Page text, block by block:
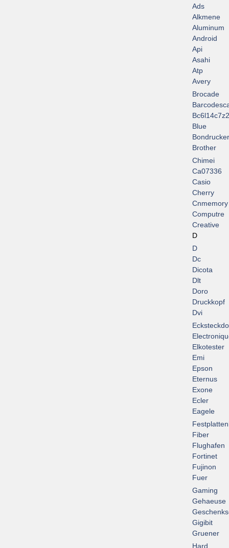
Ads
Alkmene
Aluminum
Android
Api
Asahi
Atp
Avery
Brocade
Blue
Bondrucker
Brother
Chimei
Ca07336
Casio
Cherry
Cnmemory
Computre
Creative
D
D
Dc
Dicota
Dlt
Doro
Druckkopf
Dvi
Elkotester
Emi
Epson
Eternus
Exone
Ecler
Eagele
Fiber
Flughafen
Fortinet
Fujinon
Fuer
Gaming
Gehaeuse
Gigibit
Gruener
Hard